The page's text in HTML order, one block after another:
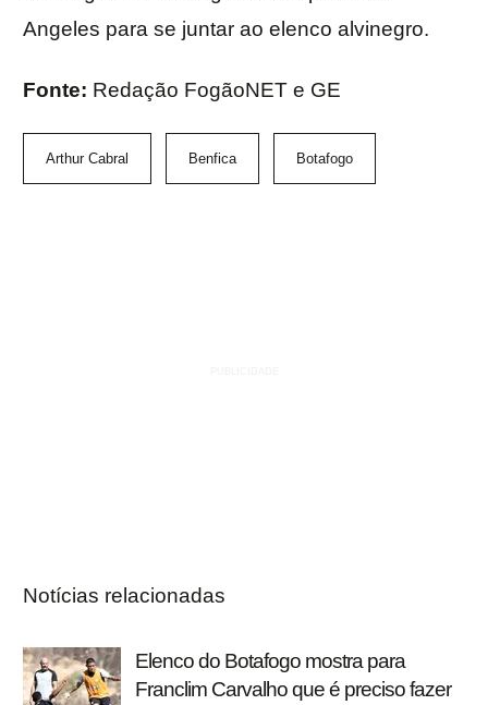
Angeles para se juntar ao elenco alvinegro.
Fonte: Redação FogãoNET e GE
Arthur Cabral Benfica Botafogo
Notícias relacionadas
Elenco do Botafogo mostra para
Franclim Carvalho que é preciso fazer